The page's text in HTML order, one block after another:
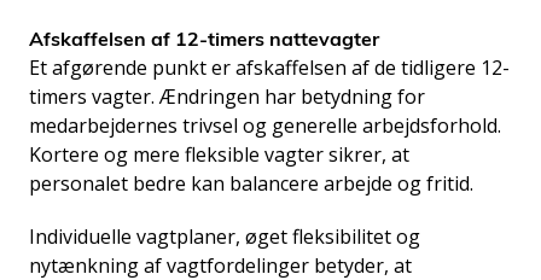
Afskaffelsen af 12-timers nattevagter
Et afgørende punkt er afskaffelsen af de tidligere 12-
timers vagter. Ændringen har betydning for
medarbejdernes trivsel og generelle arbejdsforhold.
Kortere og mere fleksible vagter sikrer, at
personalet bedre kan balancere arbejde og fritid.
Individuelle vagtplaner, øget fleksibilitet og
nytænkning af vagtfordelinger betyder, at